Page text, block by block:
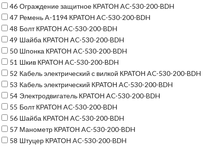
46 Ограждение защитное КРАТОН AC-530-200-BDH
47 Ремень A-1194 КРАТОН AC-530-200-BDH
48 Болт КРАТОН AC-530-200-BDH
49 Шайба КРАТОН AC-530-200-BDH
50 Шпонка КРАТОН AC-530-200-BDH
51 Шкив КРАТОН AC-530-200-BDH
52 Кабель электрический с вилкой КРАТОН AC-530-200-BDH
53 Кабель электрический КРАТОН AC-530-200-BDH
54 Электродвигатель КРАТОН AC-530-200-BDH
55 Болт КРАТОН AC-530-200-BDH
56 Шайба КРАТОН AC-530-200-BDH
57 Манометр КРАТОН AC-530-200-BDH
58 Штуцер КРАТОН AC-530-200-BDH